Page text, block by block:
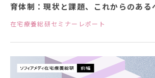
育体制：現状と課題、これからのある
在宅療養総研セミナーレポート